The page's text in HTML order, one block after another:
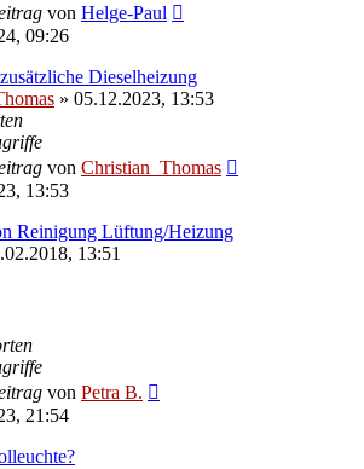
von Helge-Paul
09:26
Dieselheizung
» 05.12.2023, 13:53
von Christian_Thomas
13:53
Reinigung Lüftung/Heizung
13:51
von Petra B.
21:54